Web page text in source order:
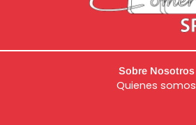
Sobre Nosotros
Quienes somos